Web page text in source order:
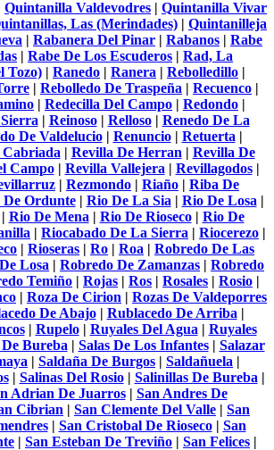
Quintanilla Valdevodres | Quintanilla Vivar
Las (Merindades) | Quintanilleja
| Rabanera Del Pinar | Rabanos | Rabe
| Rabe De Los Escuderos | Rad, La
Tozo) | Ranedo | Ranera | Rebolledillo |
| Rebolledo De Traspeña | Recuenco |
| Redecilla Del Campo | Redondo |
| Reinoso| Relloso| Renedo De La
De Valdelucio| Renuncio| Retuerta|
| Revilla De Herran| Revilla De
Campo| Revilla Vallejera| Revillagodos|
| Rezmondo | Riaño | Riba De
Ordunte| Rio De La Sia| Rio De Losa|
Rio De Mena| Rio De Rioseco| Rio De
| Riocabado De La Sierra | Riocerezo |
| Rioseras | Ro | Roa | Robredo De Las
Losa | Robredo De Zamanzas | Robredo
Temiño | Rojas | Ros | Rosales | Rosio |
| Roza De Cirion | Rozas De Valdeporres
De Abajo| Rublacedo De Arriba|
| Rupelo| Ruyales Del Agua| Ruyales
De Bureba| Salas De Los Infantes| Salazar
| Saldaña De Burgos | Saldañuela |
| Salinas Del Rosio| Salinillas De Bureba|
Adrian De Juarros| San Andres De
Cibrian | San Clemente Del Valle | San
| San Cristobal De Rioseco| San
| San Esteban De Treviño | San Felices |